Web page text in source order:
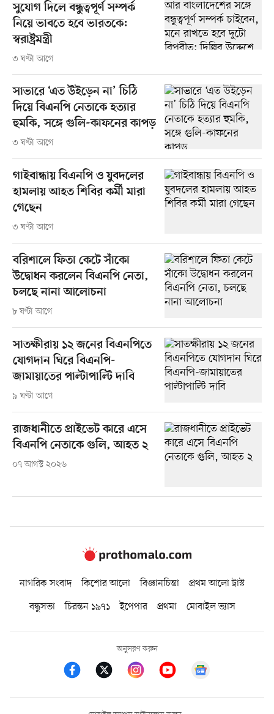
সুযোগ দিলে বন্ধুত্বপূর্ণ সম্পর্ক
নিয়ে ভাবতে হবে ভারতকে:
স্বরাষ্ট্রমন্ত্রী
৩ ঘণ্টা আগে
সাভারে ‘এত উইড়েন না’ চিঠি
দিয়ে বিএনপি নেতাকে হত্যার
হুমকি, সঙ্গে গুলি-কাফনের কাপড়
৩ ঘণ্টা আগে
গাইবান্ধায় বিএনপি ও যুবদলের
হামলায় আহত শিবির কর্মী মারা
গেছেন
৩ ঘণ্টা আগে
বরিশালে ফিতা কেটে সাঁকো
উদ্বোধন করলেন বিএনপি নেতা,
চলছে নানা আলোচনা
৮ ঘণ্টা আগে
সাতক্ষীরায় ১২ জনের বিএনপিতে
যোগদান ঘিরে বিএনপি-
জামায়াতের পাল্টাপাল্টি দাবি
৯ ঘণ্টা আগে
রাজধানীতে প্রাইভেট কারে এসে
বিএনপি নেতাকে গুলি, আহত ২
০৭ আগস্ট ২০২৬
নাগরিক সংবাদ কিশোর আলো বিজ্ঞানচিন্তা
প্রথম আলো ট্রাস্ট
বন্ধুসভা
চিরন্তন ১৯৭১ ইপেপার প্রথমা মোবাইল ভ্যাস
অনুসরণ করুন